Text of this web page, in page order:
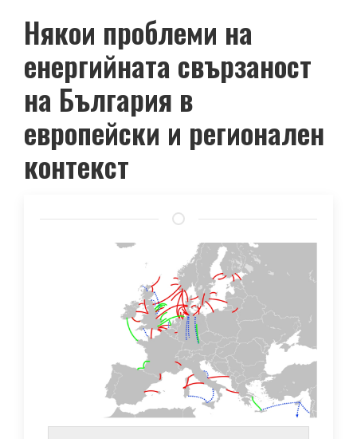
Някои проблеми на
енергийната свързаност
на България в
европейски и регионален
контекст